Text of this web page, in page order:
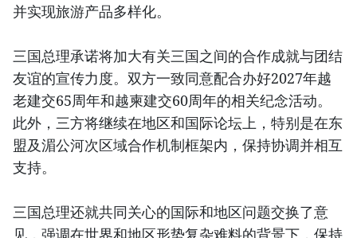
并实现旅游产品多样化。
三国总理承诺将加大有关三国之间的合作成就与团结
友谊的宣传力度。双方一致同意配合办好2027年越
老建交65周年和越柬建交60周年的相关纪念活动。
此外，三方将继续在地区和国际论坛上，特别是在东
盟及湄公河次区域合作机制框架内，保持协调并相互
支持。
三国总理还就共同关心的国际和地区问题交换了意
见，强调在世界和地区形势复杂难料的背景下，保持